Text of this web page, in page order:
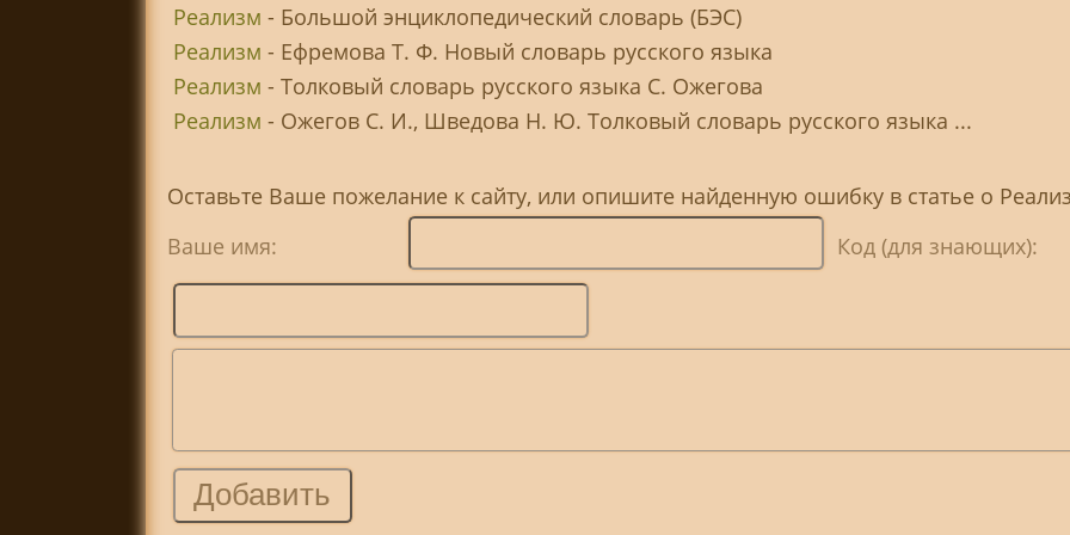
Реализм - Большой энциклопедический словарь (БЭС)
Реализм - Ефремова Т. Ф. Новый словарь русского языка
Реализм - Толковый словарь русского языка С. Ожегова
Реализм - Ожегов С. И., Шведова Н. Ю. Толковый словарь русского языка ...
Оставьте Ваше пожелание к сайту, или опишите найденную ошибку в статье о
Ваше имя:
Код (для знающих):